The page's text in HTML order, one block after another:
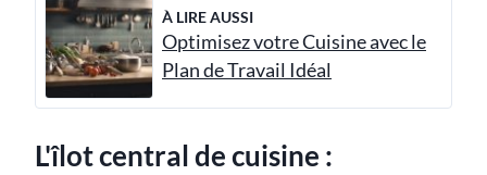
À LIRE AUSSI
Optimisez votre Cuisine avec le
Plan de Travail Idéal
L'îlot central de cuisine :